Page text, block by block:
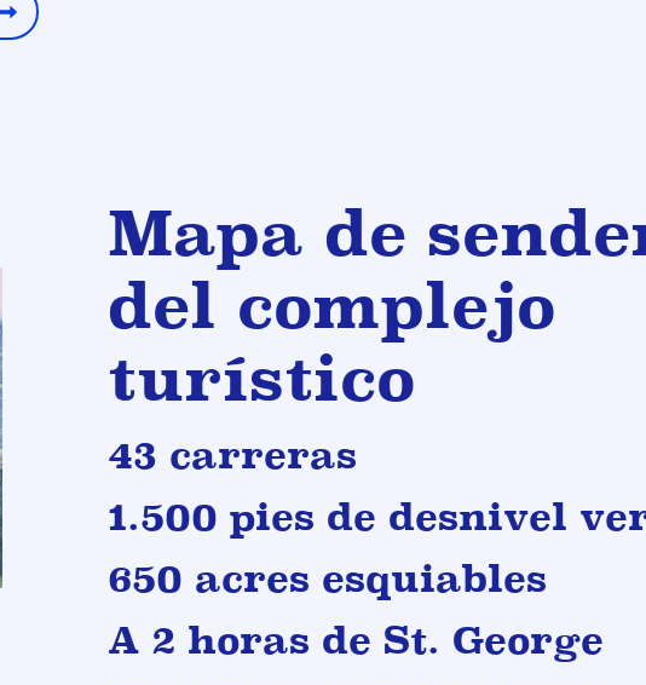
Mapa de
del complejo
turístico
43 carreras
1.500 pies de desnivel
650 acres esquiables
A 2 horas de St. George